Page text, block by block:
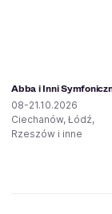
Abba i Inni
08-21.10.2026
Ciechanów, Łódź,
Rzeszów i inne